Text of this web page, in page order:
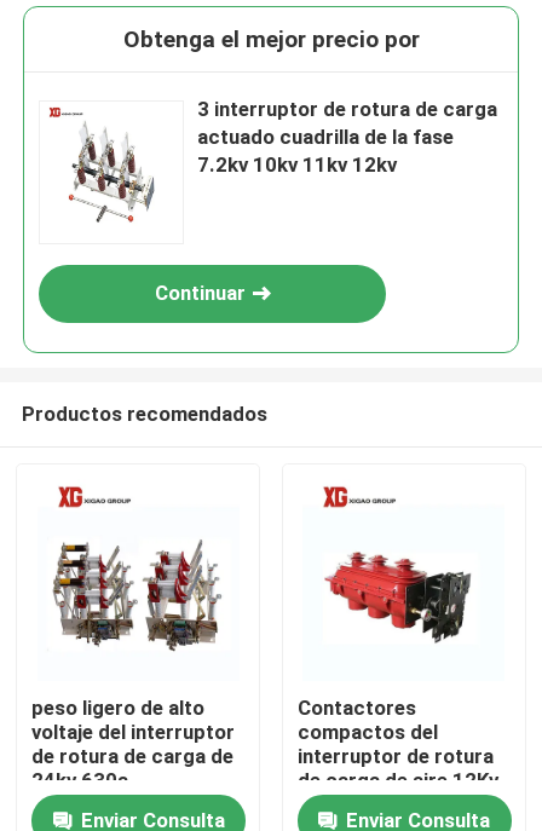
Productos
Sobre nosotros
Obtenga el mejor precio por
3 interruptor de rotura de carga
actuado cuadrilla de la fase
7.2kv 10kv 11kv 12kv
Continuar
Productos recomendados
peso ligero de alto
voltaje del interruptor
de rotura de carga de
24kv 630a
Enviar Consulta
Contactores
compactos del
interruptor de rotura
de carga de aire 12Kv
del IEC 60265 tres
Enviar Consulta